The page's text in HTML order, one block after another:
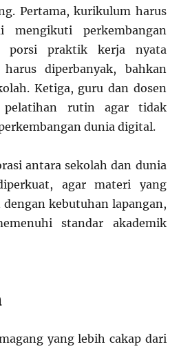
Pertama, kurikulum harus
mengikuti perkembangan
porsi praktik kerja nyata
diperbanyak, bahkan
Ketiga, guru dan dosen
pelatihan rutin agar tidak
dunia digital.
antara sekolah dan dunia
agar materi yang
kebutuhan lapangan,
standar akademik
yang lebih cakap dari